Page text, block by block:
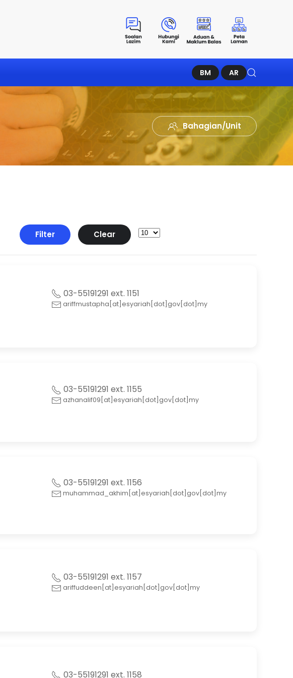
BM AR
Bahagian/Unit
Filter Clear
03-55191291 ext. 1151
ariffmustapha[at]esyariah[dot]gov[dot]my
03-55191291 ext. 1155
azhanalif09[at]esyariah[dot]gov[dot]my
03-55191291 ext. 1156
muhammad_akhim[at]esyariah[dot]gov[dot]my
03-55191291 ext. 1157
ariffuddeen[at]esyariah[dot]gov[dot]my
03-55191291 ext. 1158